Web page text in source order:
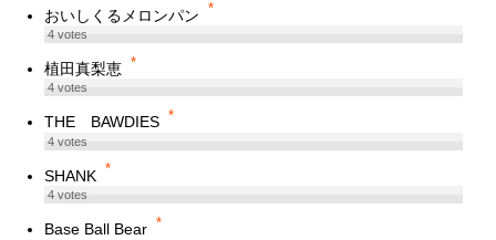
おいしくるメロンパン *
4votes
植田真梨恵 *
4votes
THE BAWDIES *
4votes
SHANK *
4votes
Base Ball Bear *